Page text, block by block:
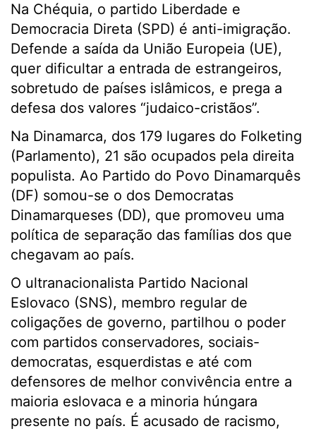
Na Chéquia, o partido Liberdade e
Democracia Direta (SPD) é anti-imigração.
Defende a saída da União Europeia (UE),
quer dificultar a entrada de estrangeiros,
sobretudo de países islâmicos, e prega a
defesa dos valores “judaico-cristãos”.
Na Dinamarca, dos 179 lugares do Folketing
(Parlamento), 21 são ocupados pela direita
populista. Ao Partido do Povo Dinamarquês
(DF) somou-se o dos Democratas
Dinamarqueses (DD), que promoveu uma
política de separação das famílias dos que
chegavam ao país.
O ultranacionalista Partido Nacional
Eslovaco (SNS), membro regular de
coligações de governo, partilhou o poder
com partidos conservadores, sociais-
democratas, esquerdistas e até com
defensores de melhor convivência entre a
maioria eslovaca e a minoria húngara
presente no país. É acusado de racismo,